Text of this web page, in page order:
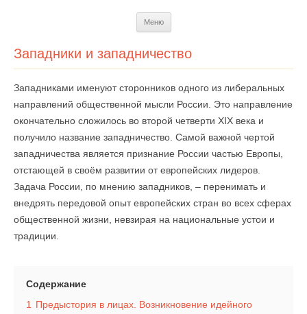
Меню
Западники и западничество
Западниками именуют сторонников одного из либеральных
направлений общественной мысли России. Это направление
окончательно сложилось во второй четверти XIX века и
получило название западничество. Самой важной чертой
западничества является признание России частью Европы,
отстающей в своём развитии от европейских лидеров.
Задача России, по мнению западников, – перенимать и
внедрять передовой опыт европейских стран во всех сферах
общественной жизни, невзирая на национальные устои и
традиции.
Содержание
1
Предыстория в лицах. Возникновение идейного